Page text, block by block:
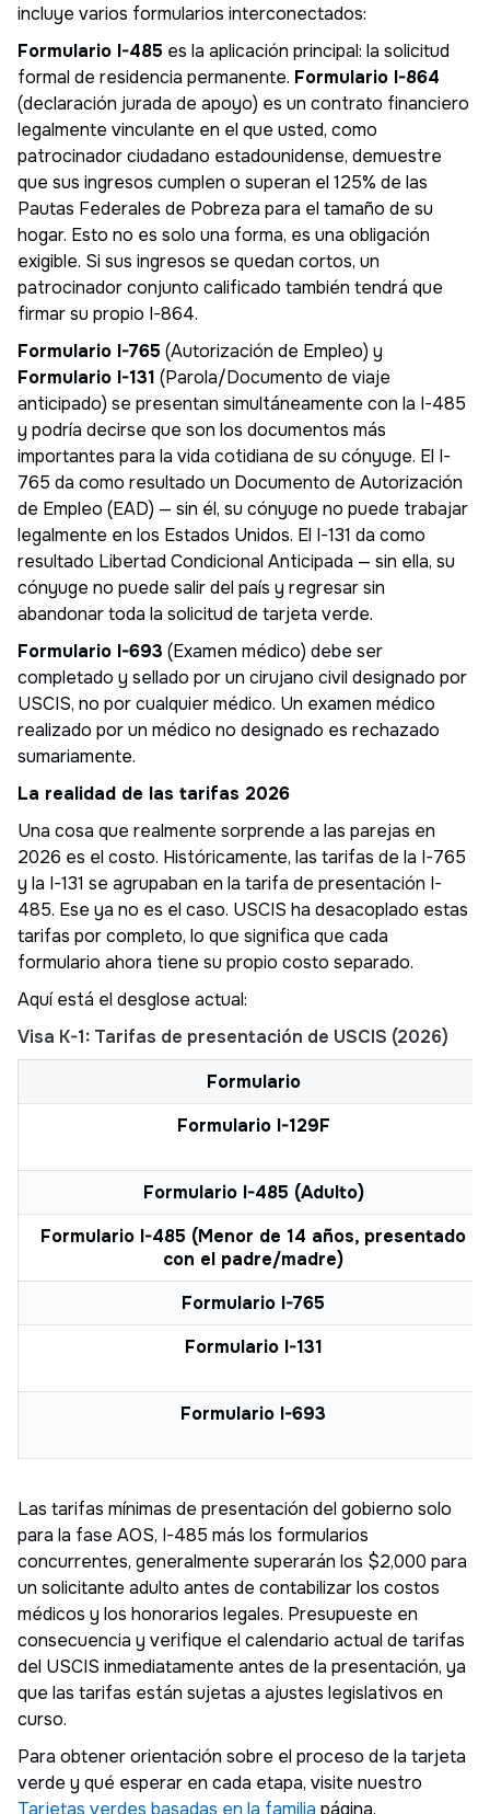
incluye varios formularios interconectados:
Formulario I-485 es la aplicación principal: la solicitud
formal de residencia permanente. Formulario I-864
(declaración jurada de apoyo) es un contrato financiero
legalmente vinculante en el que usted, como
patrocinador ciudadano estadounidense, demuestre
que sus ingresos cumplen o superan el 125% de las
Pautas Federales de Pobreza para el tamaño de su
hogar. Esto no es solo una forma, es una obligación
exigible. Si sus ingresos se quedan cortos, un
patrocinador conjunto calificado también tendrá que
firmar su propio I-864.
Formulario I-765 (Autorización de Empleo) y
Formulario I-131 (Parola/Documento de viaje
anticipado) se presentan simultáneamente con la I-485
y podría decirse que son los documentos más
importantes para la vida cotidiana de su cónyuge. El I-
765 da como resultado un Documento de Autorización
de Empleo (EAD) — sin él, su cónyuge no puede trabajar
legalmente en los Estados Unidos. El I-131 da como
resultado Libertad Condicional Anticipada — sin ella, su
cónyuge no puede salir del país y regresar sin
abandonar toda la solicitud de tarjeta verde.
Formulario I-693 (Examen médico) debe ser
completado y sellado por un cirujano civil designado por
USCIS, no por cualquier médico. Un examen médico
realizado por un médico no designado es rechazado
sumariamente.
La realidad de las tarifas 2026
Una cosa que realmente sorprende a las parejas en
2026 es el costo. Históricamente, las tarifas de la I-765
y la I-131 se agrupaban en la tarifa de presentación I-
485. Ese ya no es el caso. USCIS ha desacoplado estas
tarifas por completo, lo que significa que cada
formulario ahora tiene su propio costo separado.
Aquí está el desglose actual:
Visa K-1: Tarifas de presentación de USCIS (2026)
Formulario
Formulario I-129F
Formulario I-485 (Adulto)
Formulario I-485 (Menor de 14 años, presentado
con el padre/madre)
Formulario I-765
Formulario I-131
Formulario I-693
Las tarifas mínimas de presentación del gobierno solo
para la fase AOS, I-485 más los formularios
concurrentes, generalmente superarán los $2,000 para
un solicitante adulto antes de contabilizar los costos
médicos y los honorarios legales. Presupueste en
consecuencia y verifique el calendario actual de tarifas
del USCIS inmediatamente antes de la presentación, ya
que las tarifas están sujetas a ajustes legislativos en
curso.
Para obtener orientación sobre el proceso de la tarjeta
verde y qué esperar en cada etapa, visite nuestro
Tarjetas verdes basadas en la familia página.